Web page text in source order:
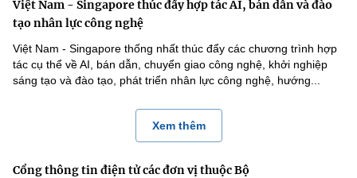
Việt Nam - Singapore thúc đẩy hợp tác AI, bán dẫn và đào
tạo nhân lực công nghệ
Việt Nam - Singapore thống nhất thúc đẩy các chương trình hợp
tác cụ thể về AI, bán dẫn, chuyển giao công nghệ, khởi nghiệp
sáng tạo và đào tạo, phát triển nhân lực công nghệ, hướng...
Xem thêm
Cổng thông tin điện tử các đơn vị thuộc Bộ